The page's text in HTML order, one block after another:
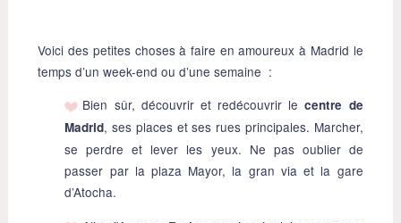
Voici des petites choses à faire en amoureux à Madrid le
temps d’un week-end ou d’une semaine :
Bien sûr, découvrir et redécouvrir lecentre de
Madrid, ses places et ses rues principales. Marcher,
se perdre et lever les yeux. Ne pas oublier de
passer par la plaza Mayor, la gran via et la gare
d’Atocha.